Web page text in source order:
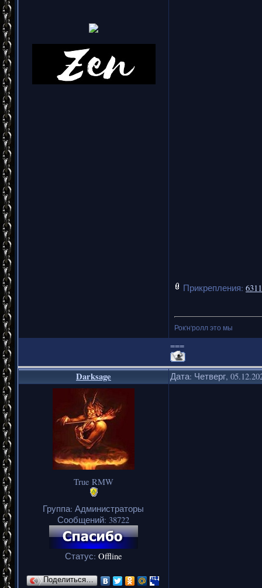
Прикрепления:
Рок'н'ролл это мы
===
Darksage Дата: Четверг,
True RMW
Группа: Администраторы
Сообщений: 38722
Статус: Offline
Поделиться…